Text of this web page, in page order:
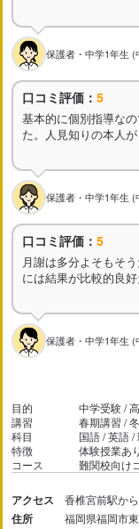
保護者・中学1年生
口コミ評価： 5
基本的に個別指導な
た。人見知りの本人
保護者・中学1年生
口コミ評価： 5
月謝は多分よそもそ
には結果が比較的良
保護者・中学1年生
目的
中学受験 /
講習
春期講習 /
科目
国語 / 英語 /
特徴
体験授業あ
コース
難関校向け
アクセス 香椎宮前駅か
住所 福岡県福岡市